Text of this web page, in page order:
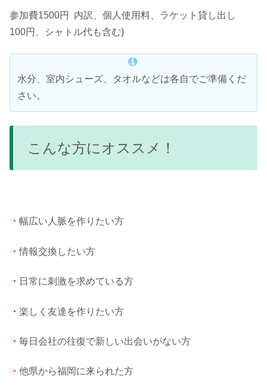
参加費1500円 内訳、個人使用料、ラケット貸し出し
100円、シャトル代も含む)
水分、室内シューズ、タオルなどは各自でご準備くだ
さい。
こんな方にオススメ！
・ 幅広い人脈を作りたい方
・情報交換したい方
・ 日常に刺激を求めている方
・ 楽しく友達を作りたい方
・ 毎日会社の往復で新しい出会いがない方
・ 他県から福岡に来られた方